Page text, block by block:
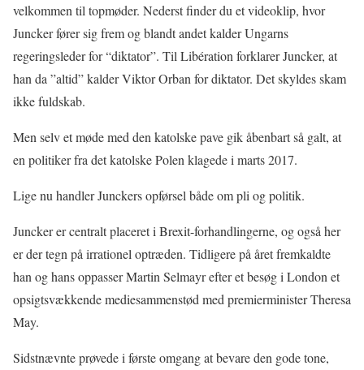
velkommen til topmøder. Nederst finder du et videoklip, hvor
Juncker fører sig frem og blandt andet kalder Ungarns
regeringsleder for “diktator”. Til Libération forklarer Juncker, at
han da ”altid” kalder Viktor Orban for diktator. Det skyldes skam
ikke fuldskab.
Men selv et møde med den katolske pave gik åbenbart så galt, at
en politiker fra det katolske Polen klagede i marts 2017.
Lige nu handler Junckers opførsel både om pli og politik.
Juncker er centralt placeret i Brexit-forhandlingerne, og også her
er der tegn på irrationel optræden. Tidligere på året fremkaldte
han og hans oppasser Martin Selmayr efter et besøg i London et
opsigtsvækkende mediesammenstød med premierminister Theresa
May.
Sidstnævnte prøvede i første omgang at bevare den gode tone,